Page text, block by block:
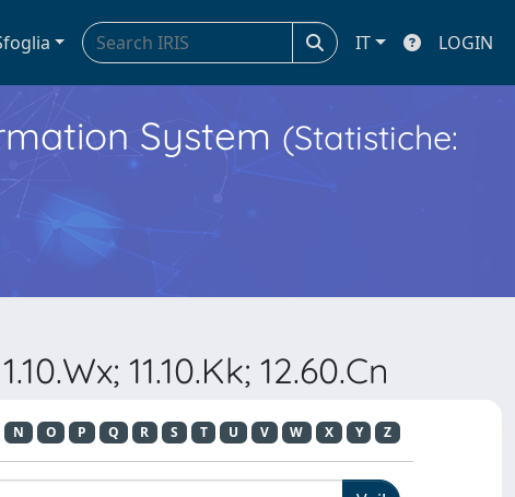
IT LOGIN
System (Statistiche:
11.10.Kk; 12.60.Cn
N O P Q R S T U V W X Y Z